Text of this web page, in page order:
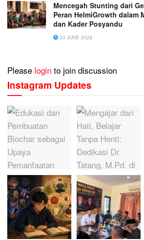
Mencegah Stunting dari
Peran HelmiGrowth dalam
dan Kader Posyandu
23 JUNE 2026
Please login to join discussion
Instagram Updates